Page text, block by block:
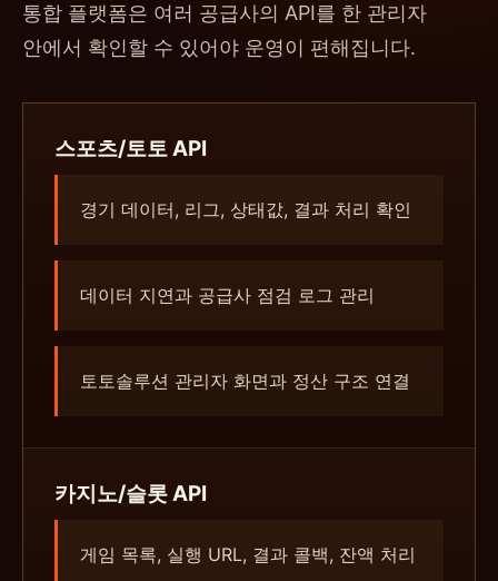
통합 플랫폼은 여러 공급사의 API를 한 관리자
안에서 확인할 수 있어야 운영이 편해집니다.
스포츠/토토 API
경기 데이터, 리그, 상태값, 결과 처리 확인
데이터 지연과 공급사 점검 로그 관리
토토솔루션 관리자 화면과 정산 구조 연결
카지노/슬롯 API
게임 목록, 실행 URL, 결과 콜백, 잔액 처리